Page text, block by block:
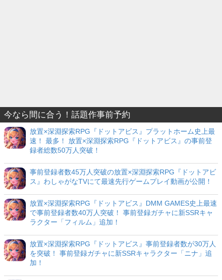
今なら間に合う！話題作事前予約
放置×深淵探索RPG『ドットアビス』プラットホーム史上最
速！ 最多！ 放置×深淵探索RPG『ドットアビス』の事前登
録者総数50万人突破！
事前登録者数45万人突破の放置×深淵探索RPG『ドットアビ
ス』わしゃがなTVにて最速先行ゲームプレイ動画が公開！
放置×深淵探索RPG『ドットアビス』DMM GAMES史上最速
で事前登録者数40万人突破！ 事前登録ガチャに新SSRキャ
ラクター「フィルム」追加！
放置×深淵探索RPG『ドットアビス』事前登録者数が30万人
を突破！ 事前登録ガチャに新SSRキャラクター「ニナ」追
加！